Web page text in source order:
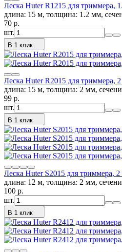
Леска Huter R1215 для триммера,
длина: 15 м, толщина: 1.2 мм,
70 p.
шт.
В 1 клик
Леска Huter R2015 для триммера,
длина: 15 м, толщина: 2 мм,
99 p.
шт.
В 1 клик
Леска Huter S2015 для триммера, 2
длина: 12 м, толщина: 2 мм,
100 p.
шт.
В 1 клик